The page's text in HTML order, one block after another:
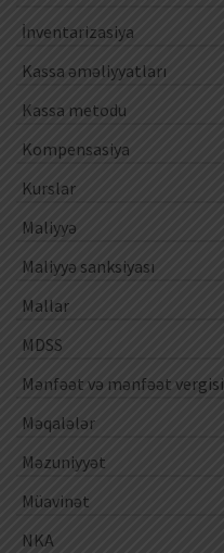
İnventarizasiya
Kassa əməliyyatları
Kassa metodu
Kompensasiya
Kurslar
Maliyyə
Maliyyə sanksiyası
Mallar
MDSS
Mənfəət və mənfəət vergisi
Məqalələr
Məzuniyyət
Müavinət
NKA